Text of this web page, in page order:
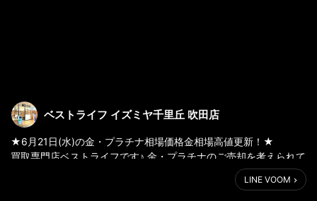
ベストライフ イズミヤ千里丘 吹田店
★6月21日(水)の金・プラチナ相場価格金相場高値更新！★
買取専門店ベストライフです♪ 金・プラチナのご売却を考えられて
おりましたら是非ベストライフにお任せください！ 石がついてた
り、片方のピアスでも大歓迎！素材が分からなくても大丈夫で
LINE VOOM